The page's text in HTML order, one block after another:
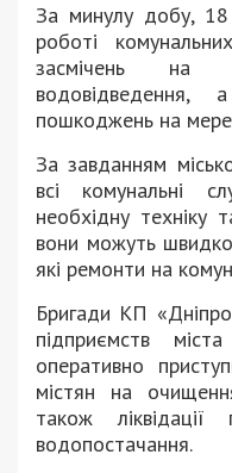
За минулу добу, 18
роботі
засмічень на
пошкоджень на
За завданням
всі комунальні
необхідну техніку
вони можуть
які ремонти на
Бригади КП
підприємств
оперативно
містян на
також
водопостачання.